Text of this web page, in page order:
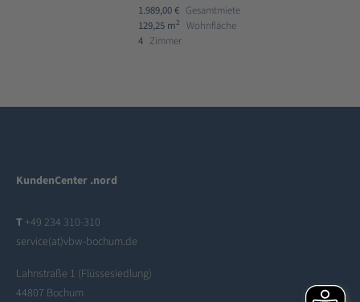
1.989,00 € Gesamtmiete
129,25 m2
Wohnfläche
4 Zimmer
KundenCenter .nord
T +49 234 310-310
service(at)vbw-bochum.de
Lahnstraße 1 (Flüssesiedlung)
44807 Bochum